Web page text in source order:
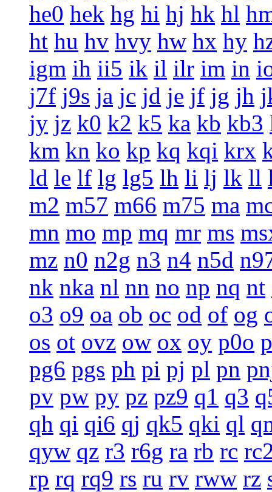
he0 hek hg hi hj hk hl
ht hu hv hvy hw hx hy
igm ih ii5 ik il ilr im in
j7f j9s ja jc jd je jf jg jh
jy jz k0 k2 k5 ka kb kb3
km kn ko kp kq kqi krx
ld le lf lg lg5 lh li lj lk ll
m2 m57 m66 m75 ma
mn mo mp mq mr ms
mz n0 n2g n3 n4 n5d
nk nka nl nn no np nq nt
o3 o9 oa ob oc od of og
os ot ovz ow ox oy p0o
pg6 pgs ph pi pj pl pn
pv pw py pz pz9 q1 q3
qh qi qi6 qj qk5 qki ql
qyw qz r3 r6g ra rb rc
rp rq rq9 rs ru rv rww rz